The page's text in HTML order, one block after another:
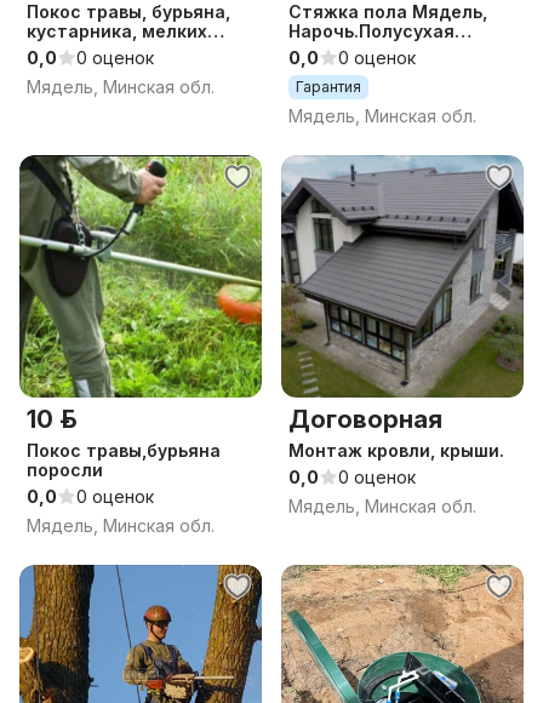
Покос травы, бурьяна,
кустарника, мелких
деревьев
0,0
0 оценок
Мядель, Минская обл.
Стяжка пола Мядель,
Нарочь.Полусухая
механизированная.
0,0 0 оценок
Гарантия
Мядель, Минская обл.
10 р.
Покос травы,бурьяна
поросли
0,0
0 оценок
Мядель, Минская обл.
Договорная
Монтаж кровли, крыши.
0,0
0 оценок
Мядель, Минская обл.